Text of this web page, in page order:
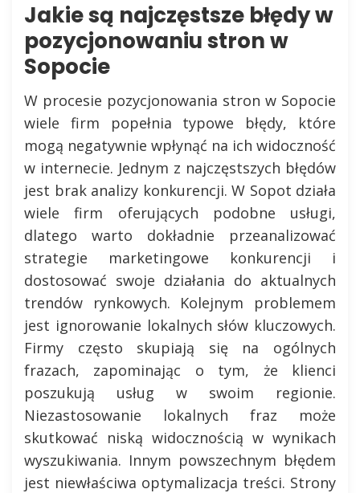
Jakie są najczęstsze błędy w
pozycjonowaniu stron w
Sopocie
W procesie pozycjonowania stron w Sopocie
wiele firm popełnia typowe błędy, które
mogą negatywnie wpłynąć na ich widoczność
w internecie. Jednym z najczęstszych błędów
jest brak analizy konkurencji. W Sopot działa
wiele firm oferujących podobne usługi,
dlatego warto dokładnie przeanalizować
strategie marketingowe konkurencji i
dostosować swoje działania do aktualnych
trendów rynkowych. Kolejnym problemem
jest ignorowanie lokalnych słów kluczowych.
Firmy często skupiają się na ogólnych
frazach, zapominając o tym, że klienci
poszukują usług w swoim regionie.
Niezastosowanie lokalnych fraz może
skutkować niską widocznością w wynikach
wyszukiwania. Innym powszechnym błędem
jest niewłaściwa optymalizacja treści. Strony